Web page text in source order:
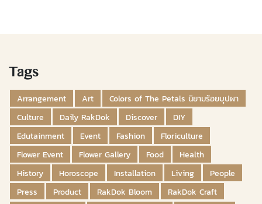
Tags
Arrangement Art
Colors of The Petals นิยามร้อยบุปผา
Culture
Daily RakDok Discover
DIY
Edutainment
Event Fashion
Floriculture
Flower Event
Flower Gallery Food
Health
History
Horoscope Installation Living
People
Press
Product RakDok Bloom
RakDok Craft